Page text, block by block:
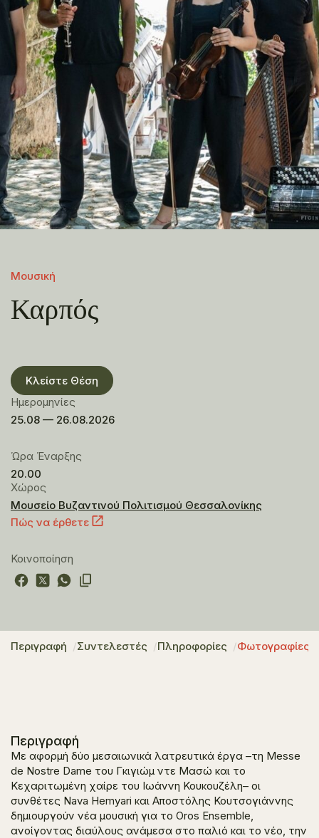
Μουσική
Καρπός
Κλείστε Θέση
Ημερομηνίες
25.08 — 26.08.2026
Ώρα Έναρξης
20.00
Χώρος
Μουσείο Βυζαντινού Πολιτισμού Θεσσαλονίκης
Πώς να έρθετε
Κοινοποίηση
Περιγραφή Συντελεστές Πληροφορίες Φωτογραφίες
Περιγραφή
Με αφορμή δύο μεσαιωνικά λατρευτικά έργα –τη Messe
de Nostre Dame του Γκιγιώμ ντε Μασώ και το
Κεχαριτωμένη χαίρε του Ιωάννη Κουκουζέλη– οι
συνθέτες Nava Hemyari και Αποστόλης Κουτσογιάννης
δημιουργούν νέα μουσική για το Oros Ensemble,
ανοίγοντας διαύλους ανάμεσα στο παλιό και το νέο, την